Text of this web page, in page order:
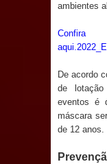
ambientes
De acordo
de
eventos é
máscara
de 12 anos.